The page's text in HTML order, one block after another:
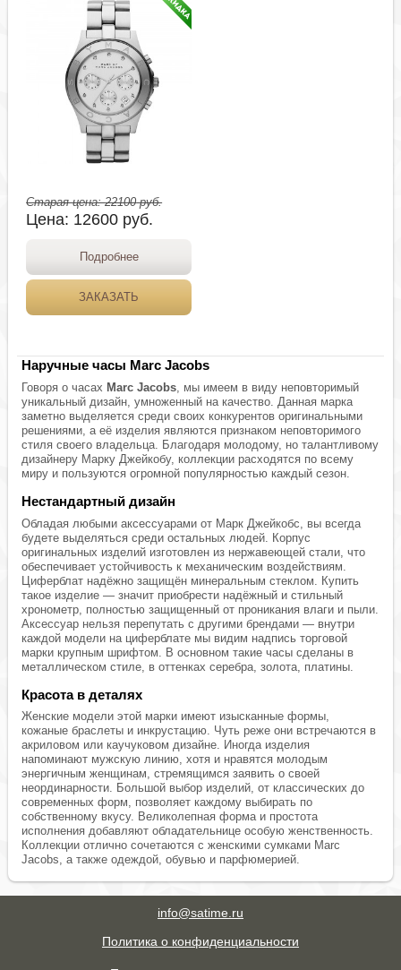
Старая цена:22100руб.
Цена: 12600 руб.
Подробнее
ЗАКАЗАТЬ
Наручные часы Marc Jacobs
Говоря о часах Marc Jacobs, мы имеем в виду неповторимый
уникальный дизайн, умноженный на качество. Данная марка
заметно выделяется среди своих конкурентов оригинальными
решениями, а её изделия являются признаком неповторимого
стиля своего владельца. Благодаря молодому, но талантливому
дизайнеру Марку Джейкобу, коллекции расходятся по всему
миру и пользуются огромной популярностью каждый сезон.
Нестандартный дизайн
Обладая любыми аксессуарами от Марк Джейкобс, вы всегда
будете выделяться среди остальных людей. Корпус
оригинальных изделий изготовлен из нержавеющей стали, что
обеспечивает устойчивость к механическим воздействиям.
Циферблат надёжно защищён минеральным стеклом. Купить
такое изделие — значит приобрести надёжный и стильный
хронометр, полностью защищенный от проникания влаги и пыли.
Аксессуар нельзя перепутать с другими брендами — внутри
каждой модели на циферблате мы видим надпись торговой
марки крупным шрифтом. В основном такие часы сделаны в
металлическом стиле, в оттенках серебра, золота, платины.
Красота в деталях
Женские модели этой марки имеют изысканные формы,
кожаные браслеты и инкрустацию. Чуть реже они встречаются в
акриловом или каучуковом дизайне. Иногда изделия
напоминают мужскую линию, хотя и нравятся молодым
энергичным женщинам, стремящимся заявить о своей
неординарности. Большой выбор изделий, от классических до
современных форм, позволяет каждому выбирать по
собственному вкусу. Великолепная форма и простота
исполнения добавляют обладательнице особую женственность.
Коллекции отлично сочетаются с женскими сумками Marc
Jacobs, а также одеждой, обувью и парфюмерией.
info@satime.ru
Политика о конфиденциальности